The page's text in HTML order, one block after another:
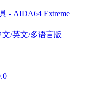
- AIDA64 Extreme
文/英文/多语言版